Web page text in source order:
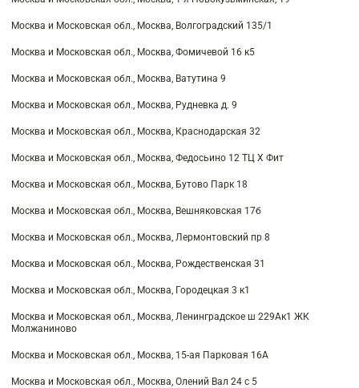
Москва и Московская обл., Москва, Волгоградский 135/1
Москва и Московская обл., Москва, Фомичевой 16 к5
Москва и Московская обл., Москва, Ватутина 9
Москва и Московская обл., Москва, Рудневка д. 9
Москва и Московская обл., Москва, Краснодарская 32
Москва и Московская обл., Москва, Федосьино 12 ТЦ Х Фит
Москва и Московская обл., Москва, Бутово Парк 18
Москва и Московская обл., Москва, Вешняковская 17б
Москва и Московская обл., Москва, Лермонтовский пр 8
Москва и Московская обл., Москва, Рождественская 31
Москва и Московская обл., Москва, Городецкая 3 к1
Москва и Московская обл., Москва, Ленинградское ш 229Ак1 ЖК
Молжаниново
Москва и Московская обл., Москва, 15-ая Парковая 16А
Москва и Московская обл., Москва, Олений Вал 24 с 5